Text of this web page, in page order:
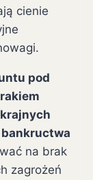
cienie
pod
na brak
zagrożeń